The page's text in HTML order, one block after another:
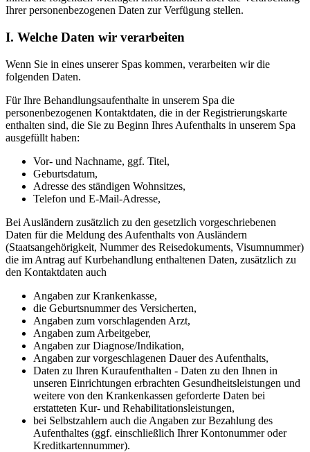
Ihrer personenbezogenen Daten zur Verfügung stellen.
I. Welche Daten wir verarbeiten
Wenn Sie in eines unserer Spas kommen, verarbeiten wir die
folgenden Daten.
Für Ihre Behandlungsaufenthalte in unserem Spa die
personenbezogenen Kontaktdaten, die in der Registrierungskarte
enthalten sind, die Sie zu Beginn Ihres Aufenthalts in unserem Spa
ausgefüllt haben:
Vor- und Nachname, ggf. Titel,
Geburtsdatum,
Adresse des ständigen Wohnsitzes,
Telefon und E-Mail-Adresse,
Bei Ausländern zusätzlich zu den gesetzlich vorgeschriebenen
Daten für die Meldung des Aufenthalts von Ausländern
(Staatsangehörigkeit, Nummer des Reisedokuments, Visumnummer)
die im Antrag auf Kurbehandlung enthaltenen Daten, zusätzlich zu
den Kontaktdaten auch
Angaben zur Krankenkasse,
die Geburtsnummer des Versicherten,
Angaben zum vorschlagenden Arzt,
Angaben zum Arbeitgeber,
Angaben zur Diagnose/Indikation,
Angaben zur vorgeschlagenen Dauer des Aufenthalts,
Daten zu Ihren Kuraufenthalten - Daten zu den Ihnen in
unseren Einrichtungen erbrachten Gesundheitsleistungen und
weitere von den Krankenkassen geforderte Daten bei
erstatteten Kur- und Rehabilitationsleistungen,
bei Selbstzahlern auch die Angaben zur Bezahlung des
Aufenthaltes (ggf. einschließlich Ihrer Kontonummer oder
Kreditkartennummer).